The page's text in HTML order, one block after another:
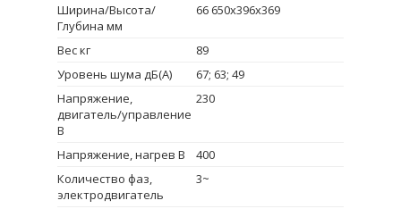
Ширина/Высота/
Глубина мм
66 650х396х369
Вес кг
89
Уровень шума дБ(А)
67; 63; 49
Напряжение,
двигатель/управление
В
230
Напряжение, нагрев В
400
Количество фаз,
электродвигатель
3~